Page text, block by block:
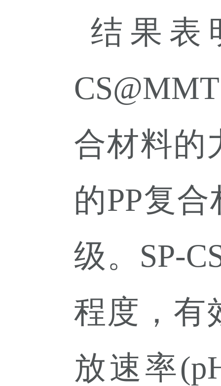
结果表
CS@MMT
合材料的
的PP复合
级。 SP-
程度，有
放速率(